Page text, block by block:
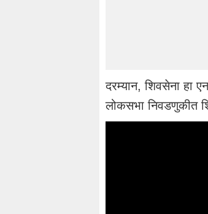
दरम्यान, शिवसेना हा
लोकसभा निवडणुकीत